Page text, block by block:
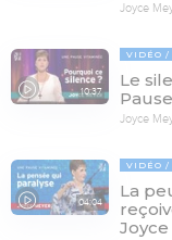
Joyce
10:37
VIDÉO
Le
Joyce
04:04
VIDÉO
La
Joyce